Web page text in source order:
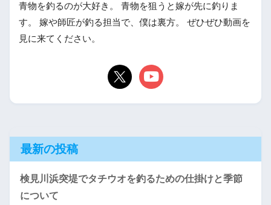
青物を釣るのが大好き。 青物を狙うと嫁が先に釣りま
す。 嫁や師匠が釣る担当で、僕は裏方。 ぜひぜひ動画を
見に来てください。
最新の投稿
検見川浜突堤でタチウオを釣るための仕掛けと季節
について